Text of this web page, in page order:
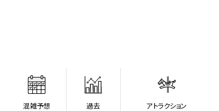
混雑予想 過去 アトラクション